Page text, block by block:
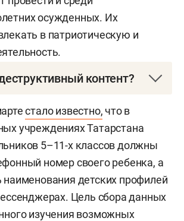
осужденных. Их
в патриотическую и
контент?
психическому здоровью,
развитию пользователей. В
указывается, что под ним
пропагандирующие
вещества, экстремизм,
и нетрадиционные отношения.
стало известно, что в
учреждениях Татарстана
5–11-х классов должны
номер своего ребенка, а
наименования детских профилей
Цель сбора данных
изучения возможных